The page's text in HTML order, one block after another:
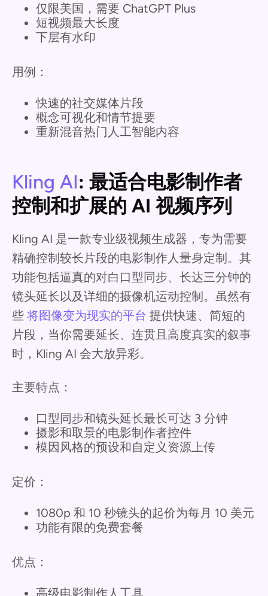
仅限美国，需要 ChatGPT Plus
短视频最大长度
下层有水印
用例：
快速的社交媒体片段
概念可视化和情节提要
重新混音热门人工智能内容
Kling AI: 最适合电影制作者
控制和扩展的 AI 视频序列
Kling AI 是一款专业级视频生成器，专为需要
精确控制较长片段的电影制作人量身定制。其
功能包括逼真的对白口型同步、长达三分钟的
镜头延长以及详细的摄像机运动控制。虽然有
些 将图像变为现实的平台 提供快速、简短的
片段，当你需要延长、连贯且高度真实的叙事
时，Kling AI 会大放异彩。
主要特点：
口型同步和镜头延长最长可达 3 分钟
摄影和取景的电影制作者控件
模因风格的预设和自定义资源上传
定价：
1080p 和 10 秒镜头的起价为每月 10 美元
功能有限的免费套餐
优点：
高级电影制作人工具